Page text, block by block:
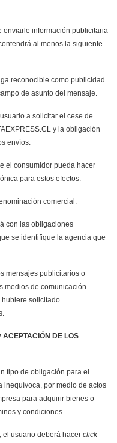
enviarle información publicitaria
al menos la siguiente
reconocible como publicidad
de asunto del mensaje.
a solicitar el cese de
y la obligación
envíos.
el consumidor pueda hacer
para estos efectos.
comercial.
con las obligaciones
se identifique la agencia que
mensajes publicitarios o
medios de comunicación
solicitado
DE LOS
tipo de obligación para el
inequívoca, por medio de actos
para adquirir bienes o
y condiciones.
el usuario deberá hacer click